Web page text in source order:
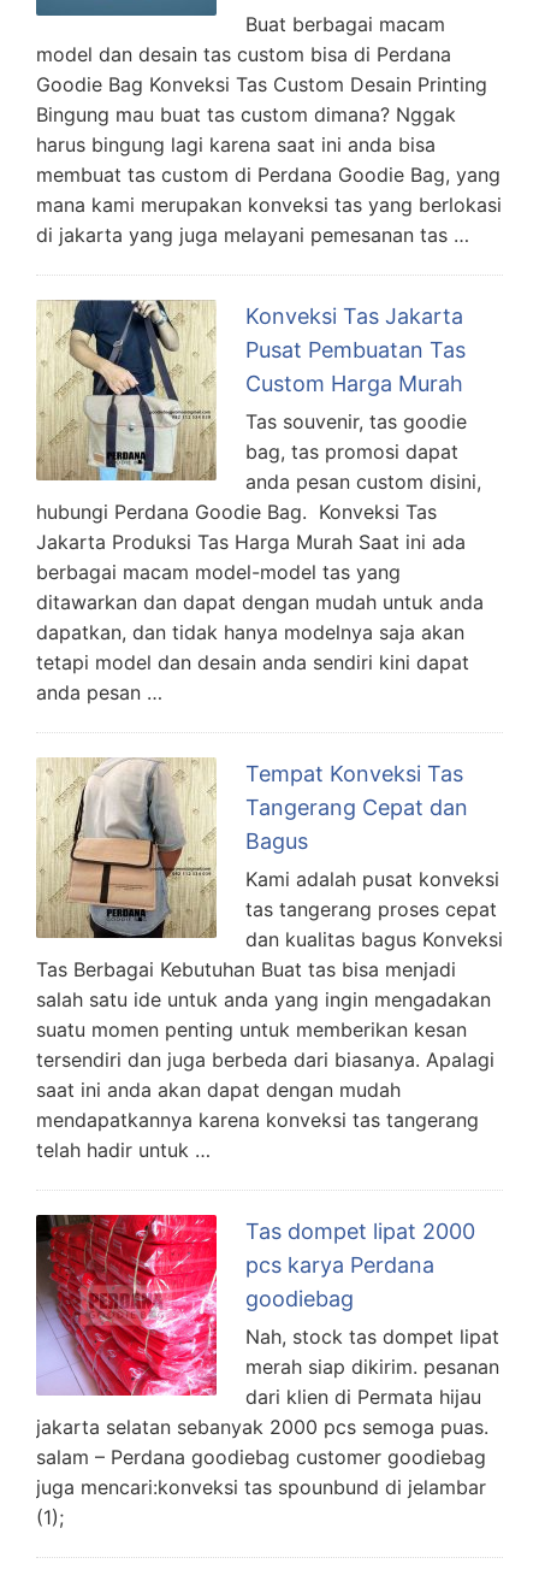
Buat berbagai macam
model dan desain tas custom bisa di Perdana
Goodie Bag Konveksi Tas Custom Desain Printing
Bingung mau buat tas custom dimana? Nggak
harus bingung lagi karena saat ini anda bisa
membuat tas custom di Perdana Goodie Bag, yang
mana kami merupakan konveksi tas yang berlokasi
di jakarta yang juga melayani pemesanan tas …
Konveksi Tas Jakarta
Pusat Pembuatan Tas
Custom Harga Murah
Tas souvenir, tas goodie
bag, tas promosi dapat
anda pesan custom disini,
hubungi Perdana Goodie Bag. Konveksi Tas
Jakarta Produksi Tas Harga Murah Saat ini ada
berbagai macam model-model tas yang
ditawarkan dan dapat dengan mudah untuk anda
dapatkan, dan tidak hanya modelnya saja akan
tetapi model dan desain anda sendiri kini dapat
anda pesan …
Tempat Konveksi Tas
Tangerang Cepat dan
Bagus
Kami adalah pusat konveksi
tas tangerang proses cepat
dan kualitas bagus Konveksi
Tas Berbagai Kebutuhan Buat tas bisa menjadi
salah satu ide untuk anda yang ingin mengadakan
suatu momen penting untuk memberikan kesan
tersendiri dan juga berbeda dari biasanya. Apalagi
saat ini anda akan dapat dengan mudah
mendapatkannya karena konveksi tas tangerang
telah hadir untuk …
Tas dompet lipat 2000
pcs karya Perdana
goodiebag
Nah, stock tas dompet lipat
merah siap dikirim. pesanan
dari klien di Permata hijau
jakarta selatan sebanyak 2000 pcs semoga puas.
salam – Perdana goodiebag customer goodiebag
juga mencari:konveksi tas spounbund di jelambar
(1);